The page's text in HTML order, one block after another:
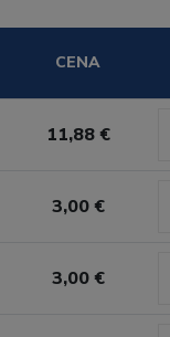
CENA
11,88 €
3,00 €
3,00 €